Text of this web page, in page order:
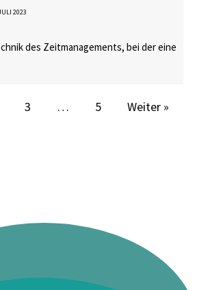
2023
des Zeitmanagements, bei der eine
3 … 5 Weiter »